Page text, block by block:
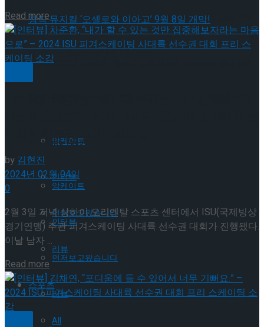
셰익스피어의 ‘오셀로’, 록뮤지컬로 새롭게 탄생하다.창작 뮤지
컬 ‘오셀로와 이아고’ 9월 8일 개막!
앙케이트
인터뷰
먼저보고왔습니다
리뷰
스포츠
All
셰익스피어의 ‘오셀로’, 록뮤지컬로 새롭게 탄생하다.창작 뮤지
Trending Tags
앙케이트
인터뷰
먼저보고왔습니다
리뷰
Read moreDetails
수권 대회 프리 스케이팅 소감
by김현진
2024년 02월 04일
0
2월 3일 저녁 상하이 오리엔탈 스포츠 센터에서 ISU(국제빙상
경기연맹) 주관 피겨스케이팅 사대륙 선수권 대회가 진행됐다.
이날 남자 ...
Read moreDetails